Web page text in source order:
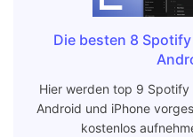
Die besten 8
Hier werden top 9 Spotify
Android und iPhone
kostenlos